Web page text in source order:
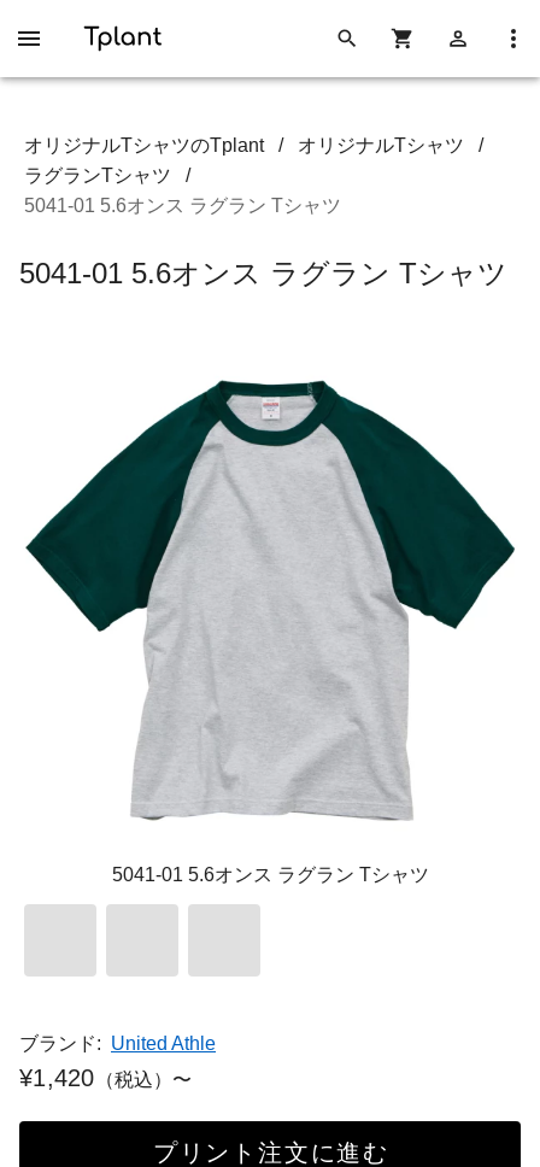
オリジナルTシャツのTplant / オリジナルTシャツ
/
ラグランTシャツ
/
5041-01 5.6オンス ラグラン Tシャツ
5041-01 5.6オンス ラグラン Tシャツ
5041-01 5.6オンス ラグラン Tシャツ
ブランド: United Athle
¥1,420 （税込）〜
プリント注文に進む